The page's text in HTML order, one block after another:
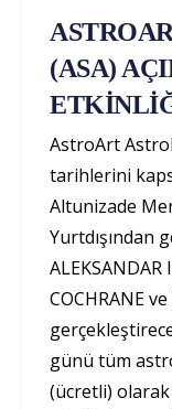
(ASA)
AstroArt
tarihlerini
Altunizade
Yurtdışından
ALEKSANDAR
COCHRANE
günü tüm
(ücretli) olarak